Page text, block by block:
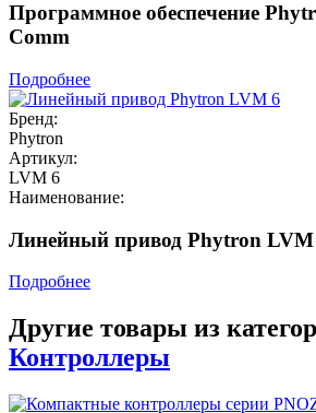
Программное обеспечение
Comm
Подробнее
Бренд:
Phytron
Артикул:
LVM 6
Наименование:
Линейный привод Phytron LVM
Подробнее
Другие товары из
Контроллеры